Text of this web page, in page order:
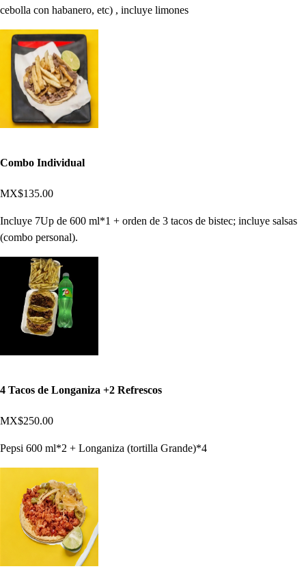
cebolla con habanero, etc) , incluye limones
Combo Individual
MX$135.00
Incluye 7Up de 600 ml*1 + orden de 3 tacos de bistec; incluye salsas
(combo personal).
4 Tacos de Longaniza +2 Refrescos
MX$250.00
Pepsi 600 ml*2 + Longaniza (tortilla Grande)*4